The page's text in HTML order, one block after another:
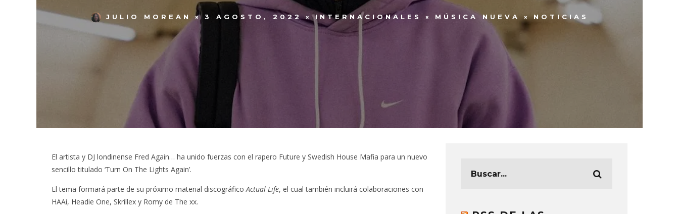
JULIO MOREAN 3 AGOSTO, 2022 INTERNACIONALES MÚSICA NUEVA NOTICIAS
El artista y DJ londinense Fred Again… ha unido fuerzas con el rapero Future y Swedish House Mafia para un nuevo
sencillo titulado ‘Turn On The Lights Again’.
El tema formará parte de su próximo material discográficoActual Life, el cual también incluirá colaboraciones con
HAAi, Headie One, Skrillex y Romy de The xx.